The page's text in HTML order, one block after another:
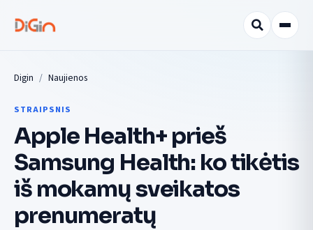
Digin Naujienos
STRAIPSNIS
Apple Health+ prieš
Samsung Health: ko tikėtis
iš mokamų sveikatos
prenumeratų